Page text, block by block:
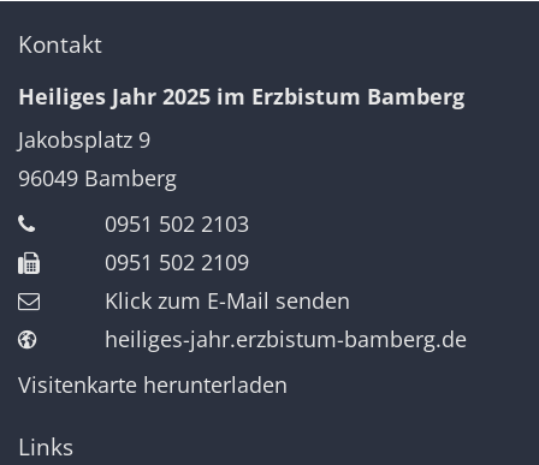
Kontakt
Heiliges Jahr 2025 im Erzbistum Bamberg
Jakobsplatz 9
96049 Bamberg
0951 502 2103
0951 502 2109
Klick zum E-Mail senden
heiliges-jahr.erzbistum-bamberg.de
Visitenkarte herunterladen
Links